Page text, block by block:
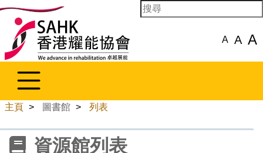
A A A
主頁 > 圖書館 > 列表
資源館列表